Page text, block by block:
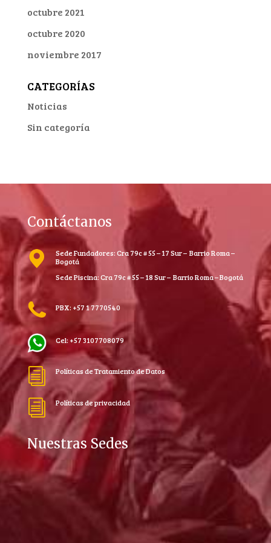
octubre 2021
octubre 2020
noviembre 2017
CATEGORÍAS
Noticias
Sin categoría
Contáctanos
Sede Fundadores: Cra 79c # 55 – 17 Sur – Barrio Roma –
Bogotá
Sede Piscina: Cra 79c # 55 – 18 Sur – Barrio Roma – Bogotá
PBX: +57 1 7770540
Cel: +57 3107708079
i Políticas de Tratamiento de Datos
i Políticas de privacidad
Nuestras Sedes